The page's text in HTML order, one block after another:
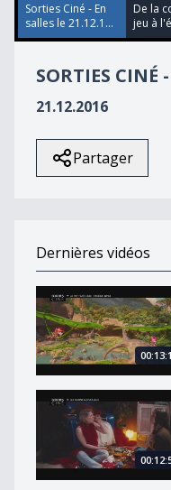
16
seconds
Sorties Ciné - En
salles le 21.12.1...
De la
jeu à
SORTIES CINÉ
21.12.2016
Partager
Dernières vidéos
Les sorties ciné des
Les sorties ciné des